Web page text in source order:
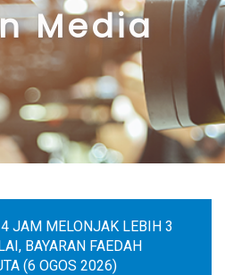
Media
JAM MELONJAK LEBIH 3
BAYARAN FAEDAH
(6 OGOS 2026)